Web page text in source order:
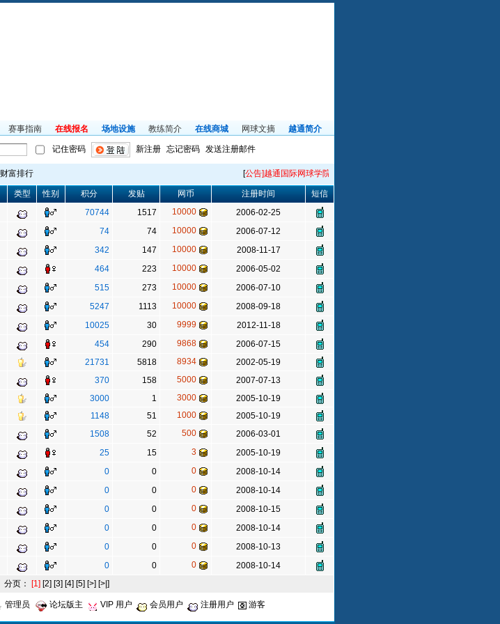
赛事指南 在线报名 场地设施 教练简介 在线商城 网球文摘 越通简介
记住密码 新注册 忘记密码 发送注册邮件
财富排行 公告]越通国际网球学院常年招生！电话33385696！
类型 性别 积分 发贴 网币 注册时间
短信
70744 1517 10000
2006-02-25
74 74 10000
2006-07-12
342 147 10000
2008-11-17
464 223 10000
2006-05-02
515 273 10000
2006-07-10
5247 1113 10000
2008-09-18
10025 30 9999
2012-11-18
454 290 9868
2006-07-15
21731 5818 8934
2002-05-19
370 158 5000
2007-07-13
3000 1 3000
2005-10-19
1148 51 1000
2005-10-19
1508 52 500
2006-03-01
25 15 3
2005-10-19
0 0 0
2008-10-14
0 0 0
2008-10-14
0 0 0
2008-10-15
0 0 0
2008-10-14
0 0 0
2008-10-13
0 0 0
2008-10-14
分页： [1] [2] [3] [4] [5] [>] [>|]
管理员 论坛版主 VIP 用户 会员用户 注册用户 游客